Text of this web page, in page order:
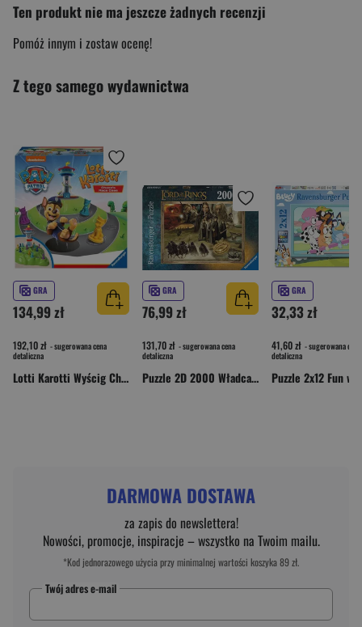
Ten produkt nie ma jeszcze żadnych recenzji
Pomóż innym i zostaw ocenę!
Z tego samego wydawnictwa
GRA
134,99 zł
192,10 zł - sugerowana cena
detaliczna
Lotti Karotti Wyścig Chase'a Psi Patrol
GRA
76,99 zł
131,70 zł - sugerowana cena
detaliczna
Puzzle 2D 2000 Władca Pierścieni 16927
GRA
32,33 zł
41,60 zł - sugerowana cena
detaliczna
DARMOWA DOSTAWA
za zapis do newslettera!
Nowości, promocje, inspiracje – wszystko na Twoim mailu.
*Kod jednorazowego użycia przy minimalnej wartości koszyka 89 zł.
Twój adres e-mail